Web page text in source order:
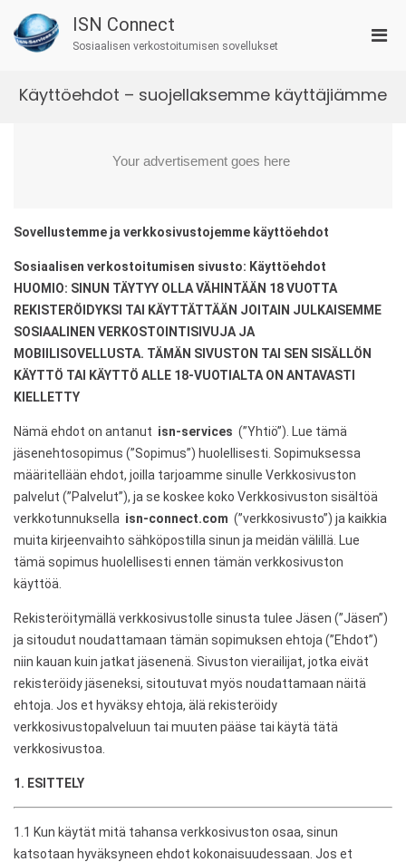
content
ISN Connect
Sosiaalisen verkostoitumisen sovellukset
Käyttöehdot – suojellaksemme käyttäjiämme
Sovellustemme ja verkkosivustojemme käyttöehdot
Sosiaalisen verkostoitumisen sivusto: Käyttöehdot
HUOMIO: SINUN TÄYTYY OLLA VÄHINTÄÄN 18 VUOTTA
REKISTERÖIDYKSI TAI KÄYTTÄTTÄÄN JOITAIN JULKAISEMME
SOSIAALINEN VERKOSTOINTISIVUJA JA
MOBIILISOVELLUSTA. TÄMÄN SIVUSTON TAI SEN SISÄLLÖN
KÄYTTÖ TAI KÄYTTÖ ALLE 18-VUOTIALTA ON ANTAVASTI
KIELLETTY
Nämä ehdot on antanut isn-services (”Yhtiö”). Lue tämä
jäsenehtosopimus (”Sopimus”) huolellisesti. Sopimuksessa
määritellään ehdot, joilla tarjoamme sinulle Verkkosivuston
palvelut (”Palvelut”), ja se koskee koko Verkkosivuston sisältöä
verkkotunnuksella isn-connect.com (”verkkosivusto”) ja kaikkia
muita kirjeenvaihto sähköpostilla sinun ja meidän välillä. Lue
tämä sopimus huolellisesti ennen tämän verkkosivuston
käyttöä.
Rekisteröitymällä verkkosivustolle sinusta tulee Jäsen (”Jäsen”)
ja sitoudut noudattamaan tämän sopimuksen ehtoja (”Ehdot”)
niin kauan kuin jatkat jäsenenä. Sivuston vierailijat, jotka eivät
rekisteröidy jäseneksi, sitoutuvat myös noudattamaan näitä
ehtoja. Jos et hyväksy ehtoja, älä rekisteröidy
verkkosivustopalveluun tai muuten pääse tai käytä tätä
verkkosivustoa.
1. ESITTELY
1.1 Kun käytät mitä tahansa verkkosivuston osaa, sinun
katsotaan hyväksyneen ehdot kokonaisuudessaan. Jos et